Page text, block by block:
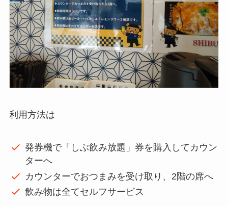
利用方法は
発券機で「しぶ飲み放題」券を購入してカウン
ターへ
カウンターでおつまみを受け取り、2階の席へ
飲み物は全てセルフサービス